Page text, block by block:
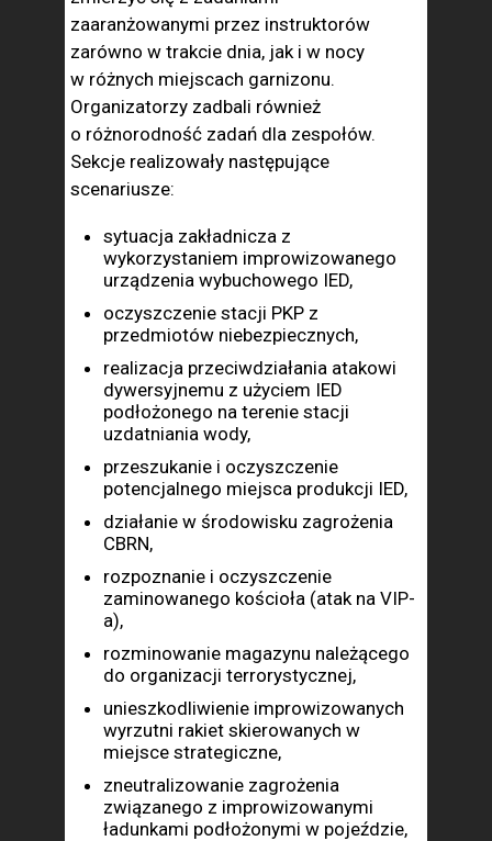
zaaranżowanymi przez instruktorów
zarówno w trakcie dnia, jak i w nocy
w różnych miejscach garnizonu.
Organizatorzy zadbali również
o różnorodność zadań dla zespołów.
Sekcje realizowały następujące
scenariusze:
sytuacja zakładnicza z
wykorzystaniem improwizowanego
urządzenia wybuchowego IED,
oczyszczenie stacji PKP z
przedmiotów niebezpiecznych,
realizacja przeciwdziałania atakowi
dywersyjnemu z użyciem IED
podłożonego na terenie stacji
uzdatniania wody,
przeszukanie i oczyszczenie
potencjalnego miejsca produkcji IED,
działanie w środowisku zagrożenia
CBRN,
rozpoznanie i oczyszczenie
zaminowanego kościoła (atak na VIP-
a),
rozminowanie magazynu należącego
do organizacji terrorystycznej,
unieszkodliwienie improwizowanych
wyrzutni rakiet skierowanych w
miejsce strategiczne,
zneutralizowanie zagrożenia
związanego z improwizowanymi
ładunkami podłożonymi w pojeździe,